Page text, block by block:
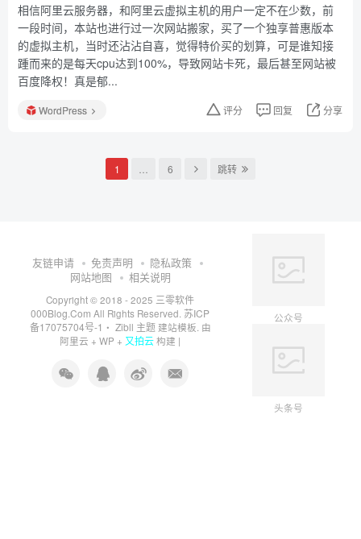
相信阿里云服务器，和阿里云虚拟主机的用户一定不在少数，前
一段时间，本站也进行过一次网站搬家，买了一个独享普惠版本
的虚拟主机，当时还沾沾自喜，觉得特价买的划算，可是谁知接
踵而来的是每天cpu达到100%，导致网站卡死，最后甚至网站被
百度降权！真是郁...
WordPress 评分 回复 分享
1 6 跳转
友链申请 免责声明
隐私政策
网站地图
相关说明
Copyright © 2018 - 2025 三零软件
000Blog.Com All Rights Reserved. 苏ICP
备17075704号-1 ・ Zibll 主题建站模板. 由
阿里云 + WP + 又拍云构建 |
公众号
头条号